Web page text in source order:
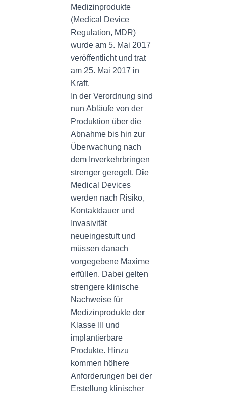
Medizinprodukte
(Medical Device
Regulation, MDR)
wurde am 5. Mai 2017
veröffentlicht und trat
am 25. Mai 2017 in
Kraft.
In der Verordnung sind
nun Abläufe von der
Produktion über die
Abnahme bis hin zur
Überwachung nach
dem Inverkehrbringen
strenger geregelt. Die
Medical Devices
werden nach Risiko,
Kontaktdauer und
Invasivität
neueingestuft und
müssen danach
vorgegebene Maxime
erfüllen. Dabei gelten
strengere klinische
Nachweise für
Medizinprodukte der
Klasse III und
implantierbare
Produkte. Hinzu
kommen höhere
Anforderungen bei der
Erstellung klinischer